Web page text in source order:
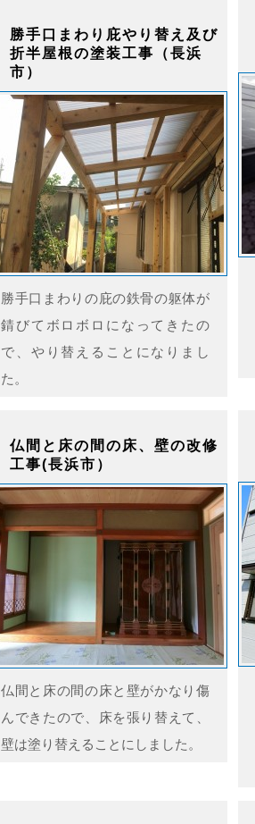
勝手口まわり庇やり替え及び
折半屋根の塗装工事（長浜
市）
勝手口まわりの庇の鉄骨の躯体が
錆びてボロボロになってきたの
で、やり替えることになりまし
た。
仏間と床の間の床、壁の改修
工事(長浜市）
仏間と床の間の床と壁がかなり傷
んできたので、床を張り替えて、
壁は塗り替えることにしました。